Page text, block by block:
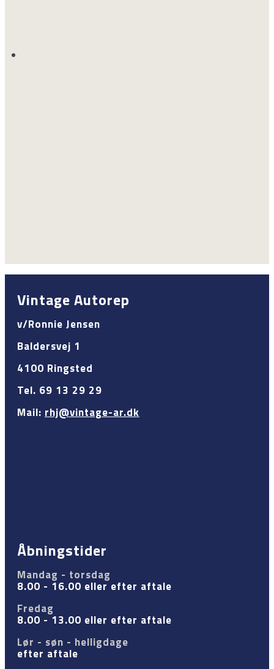
Vintage Autorep
v/Ronnie Jensen
Baldersvej 1
4100 Ringsted
Tel. 69 13 29 29
Mail: rhj@vintage-ar.dk
Åbningstider
Mandag - torsdag
8.00 - 16.00 eller efter aftale
Fredag
8.00 - 13.00 eller efter aftale
Lør - søn - helligdage
efter aftale